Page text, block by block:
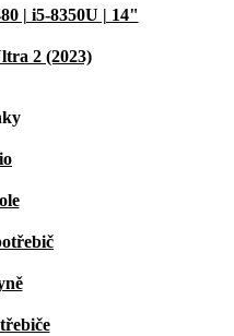
| i5-8350U | 14"
2 (2023)